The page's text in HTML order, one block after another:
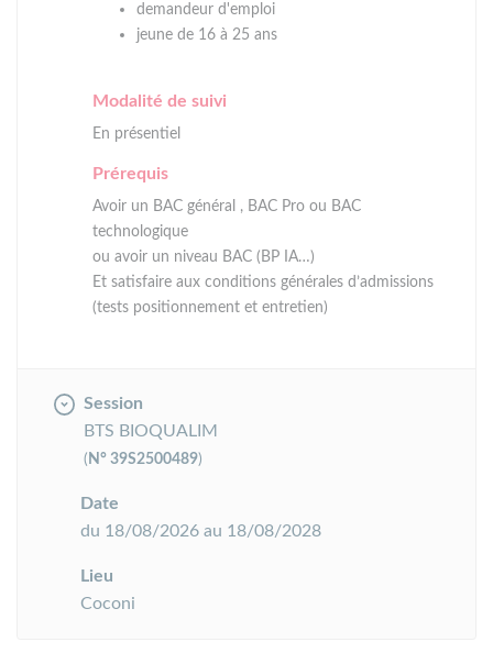
demandeur d'emploi
jeune de 16 à 25 ans
Modalité de suivi
En présentiel
Prérequis
Avoir un BAC général , BAC Pro ou BAC
technologique
ou avoir un niveau BAC (BP IA…)
Et satisfaire aux conditions générales d’admissions
(tests positionnement et entretien)
Session
BTS BIOQUALIM
( N° 39S2500489)
Date
du 18/08/2026 au 18/08/2028
Lieu
Coconi